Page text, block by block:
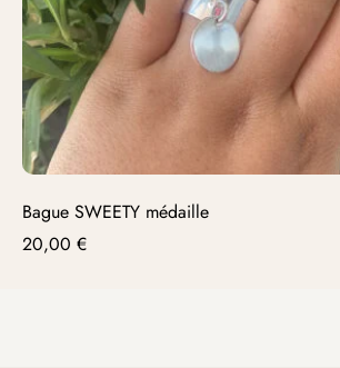
Bague SWEETY médaille
20,00 €